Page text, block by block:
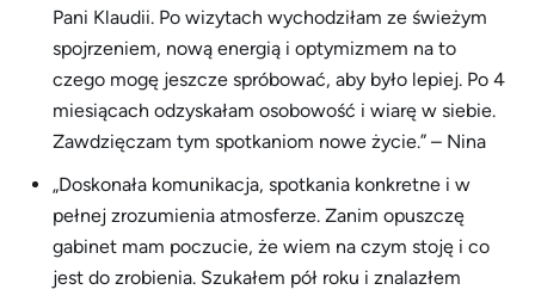
Pani Klaudii. Po wizytach wychodziłam ze świeżym
spojrzeniem, nową energią i optymizmem na to
czego mogę jeszcze spróbować, aby było lepiej. Po 4
miesiącach odzyskałam osobowość i wiarę w siebie.
Zawdzięczam tym spotkaniom nowe życie.” – Nina
„Doskonała komunikacja, spotkania konkretne i w
pełnej zrozumienia atmosferze. Zanim opuszczę
gabinet mam poczucie, że wiem na czym stoję i co
jest do zrobienia. Szukałem pół roku i znalazłem